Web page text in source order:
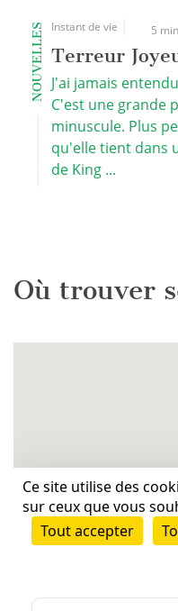
NOUVELLES Instant de vie 5 min
Terreur
J'ai jamais
C'est une grande
minuscule. Plus
qu'elle tient dans
de King ...
Où trouver